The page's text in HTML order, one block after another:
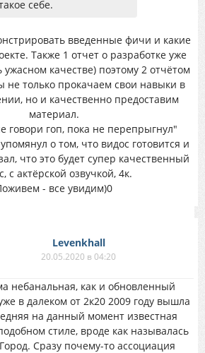
себе.
введенные фичи и какие
Также 1 отчет о разработке уже
качестве) поэтому 2 отчётом
не только прокачаем свои навыки в
но и качественно предоставим
материал.
говори гоп, пока не перепрыгнул"
о том, что видос готовится и
что это будет супер качественный
с актёрской озвучкой, 4к.
- все увидим)0
Levenkhall
20.05.2020 в 04:20
небанальная, как и обновленный
в далеком от 2к20 2009 году вышла
на данный момент известная
стиле, вроде как называлась
Сразу почему-то ассоциация